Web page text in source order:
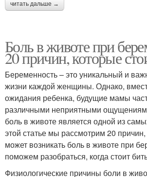
читать дальше →
Боль в животе при
20 причин, которые
Беременность – это уникальный и
жизни каждой женщины. Однако,
ожидания ребенка, будущие мамы
различными неприятными
боль в животе является одной из
этой статье мы рассмотрим 20
может возникать боль в животе при
поможем разобраться, когда стоит
Физиологические причины боли в